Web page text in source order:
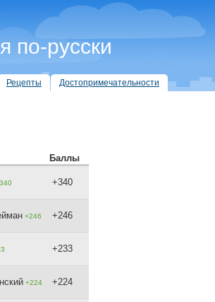
по-русски
Рецепты Достопримечательности
Баллы
+340
+246 +246
+233
+224 +224